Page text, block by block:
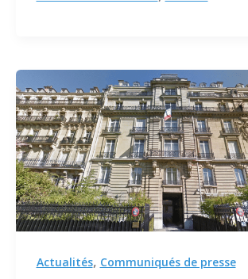
Actualités, Communiqués de presse